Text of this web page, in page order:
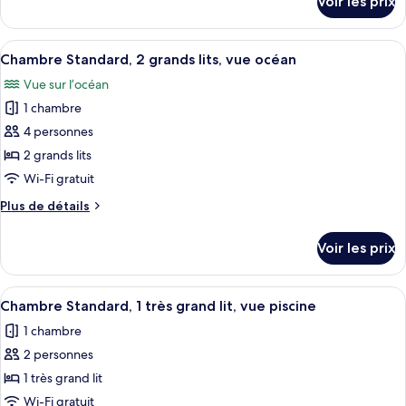
très
lit,
vue
océan
le
type
de
Chambre
Standard,
très
grand
lit,
vue
océan
Afficher
toutes
les
photos
pour
ce
type
chambre :
2
grands
lits,
vue
océan
Une chambre d’hôtel avec deux
7
Chambre Standard, 2 grands lits, vue océan
Vue sur l’océan
1 chambre
4 personnes
2 grands lits
Wi-Fi gratuit
Plus de détails
Plus
le
type
de
Chambre
Standard,
grands
lits,
Voir les prix
Afficher
toutes
les
photos
pour
ce
Une chambre d’hôtel dotée d’un
4
Chambre Standard, 1 très grand lit, vue piscine
1 chambre
2 personnes
1 très grand lit
Wi-Fi gratuit